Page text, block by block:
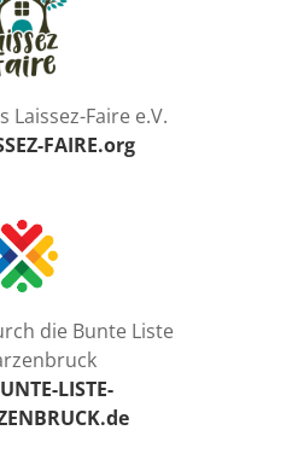
Laissez-Faire e.V.
FAIRE.org
die Bunte Liste
LISTE-